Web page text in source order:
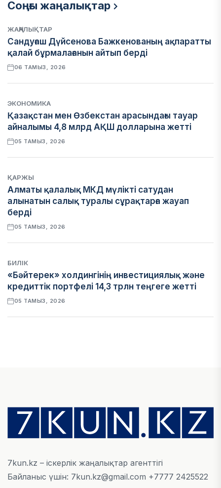
Соңғы жаңалықтар
ЖАҢАЛЫҚТАР
Сандуғаш Дүйсенова Бажкенованың ақпаратты
қалай бұрмалағанын айтып берді
06 ТАМЫЗ, 2026
ЭКОНОМИКА
Қазақстан мен Өзбекстан арасындағы тауар
айналымы 4,8 млрд АҚШ долларына жетті
05 ТАМЫЗ, 2026
ҚАРЖЫ
Алматы қалалық МКД мүлікті сатудан
алынатын салық туралы сұрақтарға жауап
берді
05 ТАМЫЗ, 2026
БИЛІК
«Бәйтерек» холдингінің инвестициялық және
кредиттік портфелі 14,3 трлн теңгеге жетті
05 ТАМЫЗ, 2026
ҚАРЖЫ
Отбасы банктің қолдауымен 1,5 жыл ішінде 40
мыңға жуық отбасы қоныс тойын тойлады
7kun.kz – іскерлік жаңалықтар агенттігі
Байланыс үшін: 7kun.kz@gmail.com +7777 2425522